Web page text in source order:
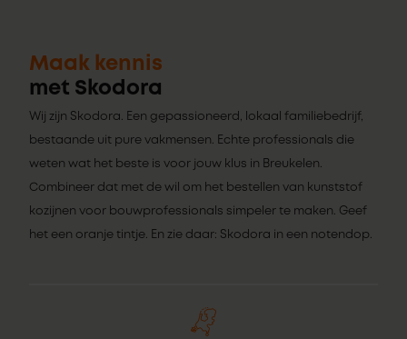
Maak kennis
met Skodora
Wij zijn Skodora. Een gepassioneerd, lokaal familiebedrijf,
bestaande uit pure vakmensen. Echte professionals die
weten wat het beste is voor jouw klus in Breukelen.
Combineer dat met de wil om het bestellen van kunststof
kozijnen voor bouwprofessionals simpeler te maken. Geef
het een oranje tintje. En zie daar: Skodora in een notendop.